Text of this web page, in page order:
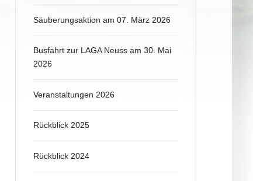
Säuberungsaktion am 07. März 2026
Busfahrt zur LAGA Neuss am 30. Mai
2026
Veranstaltungen 2026
Rückblick 2025
Rückblick 2024